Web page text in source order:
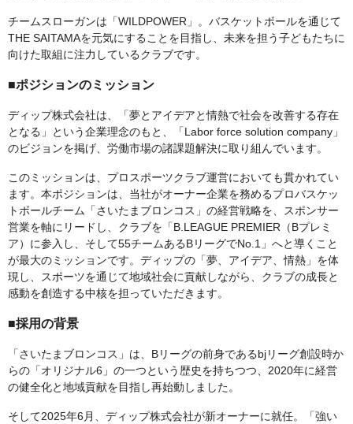
チームスローガンは「WILDPOWER」。バスケットボールを通じて
THE SAITAMAを元気にすることを目指し、未来を担う子どもたちに
向けた取組に注力しているクラブです。
■ポジションのミッション
ディップ株式会社は、「夢とアイデアと情熱で社会を改善する存在
となる」という企業理念のもと、「Labor force solution company」
のビジョンを掲げ、労働市場の諸課題解決に取り組んでいます。
このミッションは、プロスポーツクラブ運営においても貫かれてい
ます。本ポジションは、当社がオーナー企業を務めるプロバスケッ
トボールチーム「さいたまブロンコス」の経営戦略を、スポンサー
営業を軸にリードし、クラブを「B.LEAGUE PREMIER（Bプレミ
ア）に参入し、そして55チームあるBリーグでNo.1」へと導くこと
が最大のミッションです。ディップの「夢、アイデア、情熱」を体
現し、スポーツを通じて地域社会に貢献しながら、クラブの成長と
感動を創造する中核を担っていただきます。
■採用の背景
「さいたまブロンコス」は、Bリーグの前身であるbjリーグ創設時か
らの「オリジナル6」の一つという歴史を持ちつつ、2020年に経営
の健全化と地域貢献を目指し再始動しました。
そして2025年6月、ディップ株式会社が新オーナーに就任。「強い